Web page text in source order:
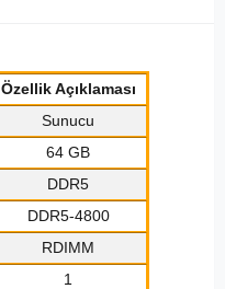
Özellik Açıklaması
Sunucu
64 GB
DDR5
DDR5-4800
RDIMM
1